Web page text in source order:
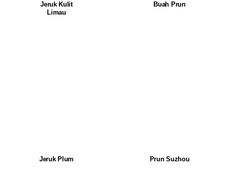
Jeruk Kulit
Limau
Buah Prun
Jeruk Plum Prun Suzhou